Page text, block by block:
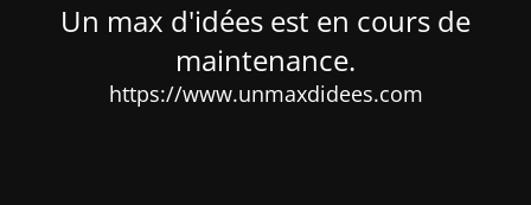
Un max d'idées est en cours de
maintenance.
https://www.unmaxdidees.com